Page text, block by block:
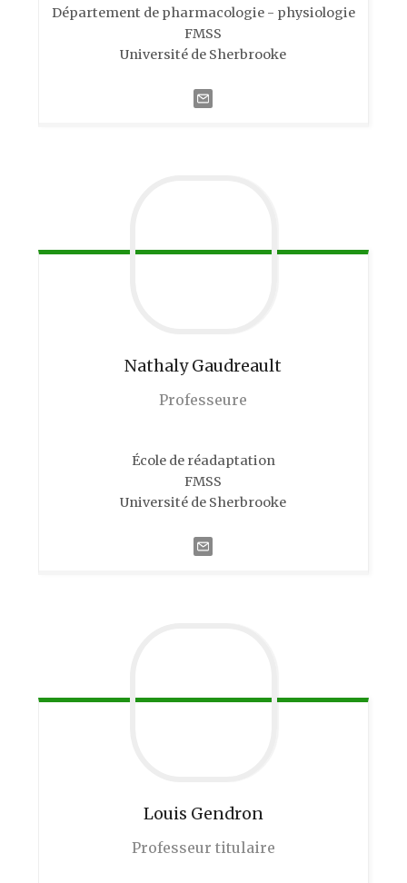
Département de pharmacologie - physiologie
FMSS
Université de Sherbrooke
Nathaly Gaudreault
Professeure
École de réadaptation
FMSS
Université de Sherbrooke
Louis Gendron
Professeur titulaire